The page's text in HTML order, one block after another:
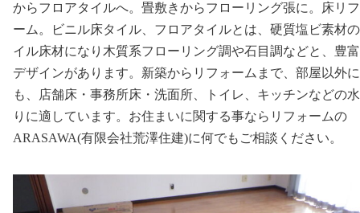
からフロアタイルへ。畳敷きからフローリング張に。床リ
ーム。ビニル床タイル、フロアタイルとは、硬質塩ビ素材
イル床材になり木質系フローリング調や石目調などと、豊
デザインがあります。新築からリフォームまで、部屋以外に
も、店舗床・事務所床・洗面所、トイレ、キッチンなどの
りに適しています。お住まいに関する事ならリフォームの
ARASAWA(有限会社荒澤住建)に何でもご相談ください。